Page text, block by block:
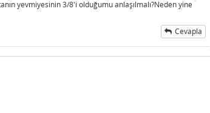
yevmiyesinin 3/8'i olduğumu anlaşılmalı?Neden yine
Cevapla